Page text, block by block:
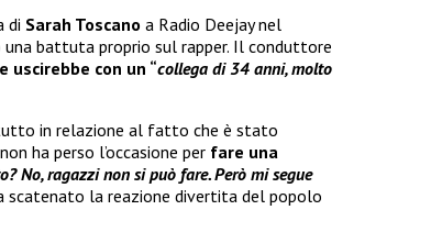
di Sarah Toscano a Radio Deejay nel
una battuta proprio sul rapper. Il conduttore
uscirebbe con un “collega di 34 anni, molto
in relazione al fatto che è stato
non ha perso l’occasione per fare una
No, ragazzi non si può fare. Però mi segue
scatenato la reazione divertita del popolo